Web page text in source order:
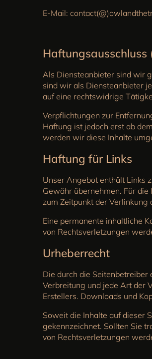
E-Mail:
Als Diensteanbieter sind wir
sind wir als Diensteanbieter
auf eine rechtswidrige
Verpflichtungen zur
Haftung ist jedoch erst ab
werden wir diese Inhalte
Haftung für Links
Unser Angebot enthält Links
Gewähr übernehmen. Für
zum Zeitpunkt der
Eine permanente inhaltliche
von Rechtsverletzungen
Urheberrecht
Die durch die
Verbreitung und jede Art der
Erstellers. Downloads und
Soweit die Inhalte auf dieser
gekennzeichnet. Sollten Sie
von Rechtsverletzungen